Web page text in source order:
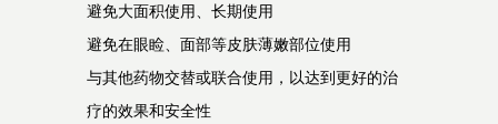
避免大面积使用、长期使用
避免在眼睑、面部等皮肤薄嫩部位使用
与其他药物交替或联合使用，以达到更好的治
疗的效果和安全性